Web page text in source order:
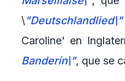
\"Deutschlandlied\"
Caroline' en
Banderín\", que se